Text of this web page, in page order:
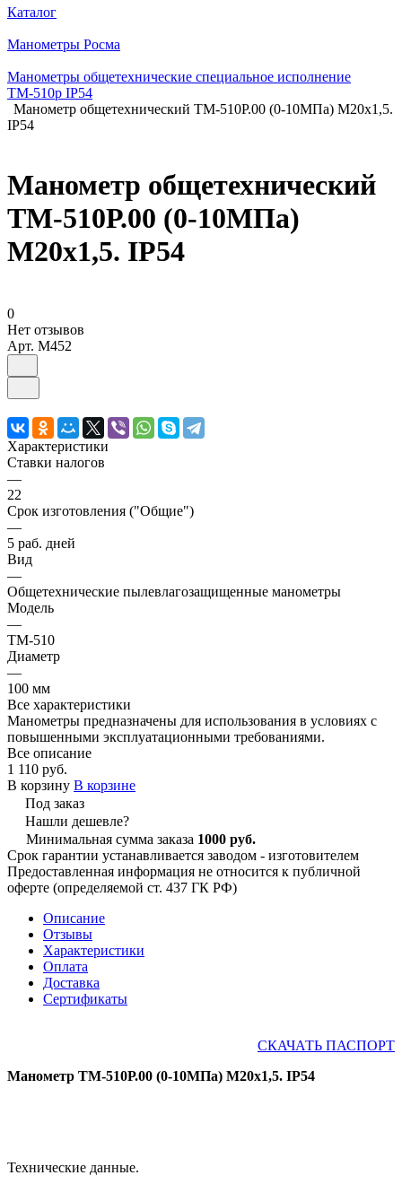
Каталог
Манометры Росма
Манометры общетехнические специальное исполнение
ТМ-510р IP54
Манометр общетехнический ТМ-510Р.00 (0-10МПа) М20х1,5.
IP54
Манометр общетехнический
ТМ-510Р.00 (0-10МПа)
М20х1,5. IP54
0
Нет отзывов
Арт. M452
Характеристики
Ставки налогов
—
22
Срок изготовления ("Общие")
—
5 раб. дней
Вид
—
Общетехнические пылевлагозащищенные манометры
Модель
—
ТМ-510
Диаметр
—
100 мм
Все характеристики
Манометры предназначены для использования в условиях с
повышенными эксплуатационными требованиями.
Все описание
1 110 руб.
В корзину В корзине
Под заказ
Нашли дешевле?
Минимальная сумма заказа 1000 руб.
Срок гарантии устанавливается заводом - изготовителем
Предоставленная информация не относится к публичной
оферте (определяемой ст. 437 ГК РФ)
Описание
Отзывы
Характеристики
Оплата
Доставка
Сертификаты
СКАЧАТЬ ПАСПОРТ
Манометр ТМ-510Р.00 (0-10МПа) М20х1,5. IP54
Технические данные.